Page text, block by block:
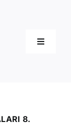
Toggle
8.